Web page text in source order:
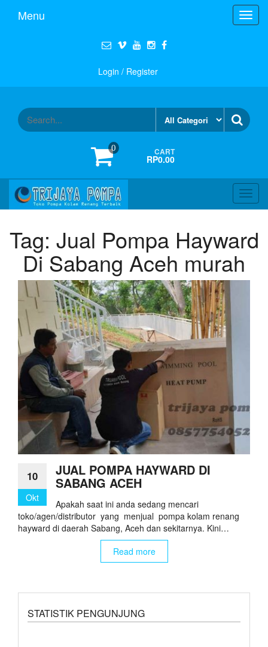
Menu
Login / Register
0 CART
RP0.00
Tag: Jual Pompa Hayward
Di Sabang Aceh murah
10
Okt
JUAL POMPA HAYWARD DI
SABANG ACEH
Apakah saat ini anda sedang mencari
toko/agen/distributor yang menjual pompa kolam renang
hayward di daerah Sabang, Aceh dan sekitarnya. Kini…
Read more
STATISTIK PENGUNJUNG